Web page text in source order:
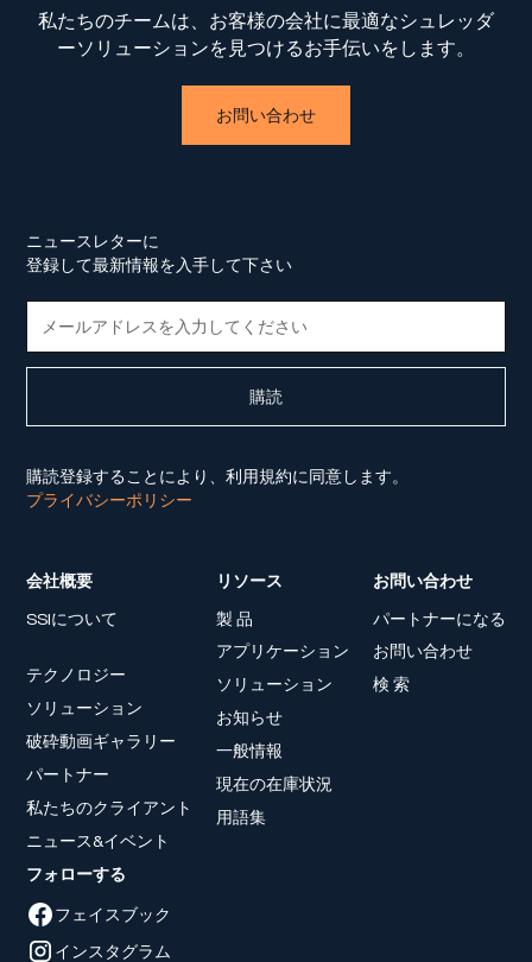
私たちのチームは、お客様の会社に最適なシュレッダ
ーソリューションを見つけるお手伝いをします。
お問い合わせ
ニュースレターに
登録して最新情報を入手して下さい
購読登録することにより、利用規約に同意します。
プライバシーポリシー
会社概要
SSIについて
テクノロジー
ソリューション
破砕動画ギャラリー
パートナー
私たちのクライアント
ニュース&イベント
リソース
製 品
アプリケーション
ソリューション
お知らせ
一般情報
現在の在庫状況
用語集
お問い合わせ
パートナーになる
お問い合わせ
検 索
フォローする
フェイスブック
インスタグラム